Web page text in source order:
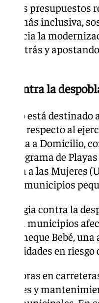
estos
más inclusiva,
hacia la
atrás y
contra la
está
euros respecto al
Ayuda a Domicilio,
programa de
a las Mujeres
a municipios
contra la
a municipios
el Cheque Bebé,
en
mejoras en
y